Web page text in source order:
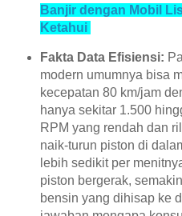
Banjir dengan Mobil
Ketahui
Fakta Data Efisiensi:
modern umumnya bisa
kecepatan 80 km/jam
hanya sekitar 1.500
RPM yang rendah dan
naik-turun piston di
lebih sedikit per
piston bergerak,
bensin yang dihisap ke